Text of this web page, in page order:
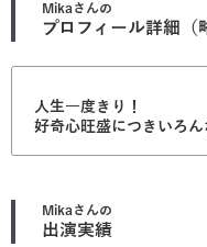
Mikaさんの
プロフィール詳細（
人生一度きり！
好奇心旺盛につきいろ
Mikaさんの
出演実績